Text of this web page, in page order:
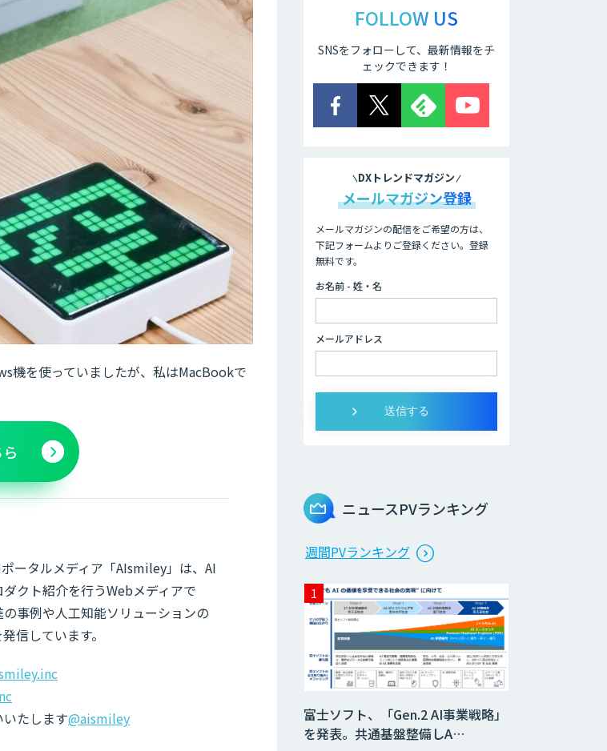
機を使っていましたが、私はMacBookで
ータルメディア「AIsmiley」は、AI
クト紹介を行うWebメディアで
事例や人工知能ソリューションの
信しています。
たします@aismiley
AI Canvas
Asteria AIoT
Suite｜Gravio –
画像認識AI活用サ
ービス
法人向けAIドライ
ブレコーダー「ナ
ウト」
のAI受託開発
デジフロー
「Package20」
エッジデバイス 組
込AIモデル開発受
Datatang AIデー
タ処理プラットフ
ォームサービス
Datatang 高品質
ノテーションサー
ビス
FOLLOW US
SNSをフォローして、最新情報をチ
ェックできます！
DXトレンドマガジン
メールマガジン登録
メールマガジンの配信をご希望の方は、
下記フォームよりご登録ください。登録
無料です。
お名前 - 姓・名
メールアドレス
ニュースPVランキング
週間PVランキング
富士ソフト、「Gen.2 AI事業戦略」
を発表。共通基盤整備しA…